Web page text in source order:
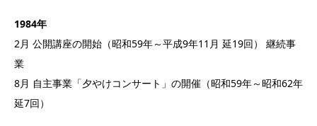
1984年
2月 公開講座の開始（昭和59年～平成9年11月 延19回） 継続事
業
8月 自主事業「夕やけコンサート」の開催（昭和59年～昭和62年
延7回）